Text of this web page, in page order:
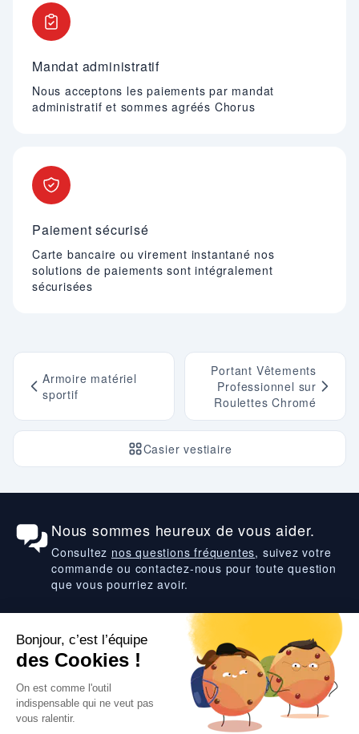
Mandat administratif
Nous acceptons les paiements par mandat
administratif et sommes agréés Chorus
Paiement sécurisé
Carte bancaire ou virement instantané nos
solutions de paiements sont intégralement
sécurisées
Armoire matériel
sportif
Casier vestiaire
Portant Vêtements
Professionnel sur
Roulettes Chromé
Nous sommes heureux de vous aider.
Consultez nos questions fréquentes, suivez votre
commande ou contactez-nous pour toute question
que vous pourriez avoir.
Suivez-nous